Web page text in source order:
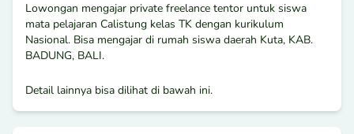
Lowongan mengajar private freelance tentor untuk siswa
mata pelajaran Calistung kelas TK dengan kurikulum
Nasional. Bisa mengajar di rumah siswa daerah Kuta, KAB.
BADUNG, BALI.
Detail lainnya bisa dilihat di bawah ini.